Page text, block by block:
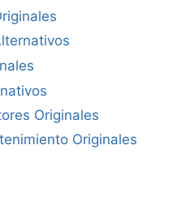
Originales
Originales